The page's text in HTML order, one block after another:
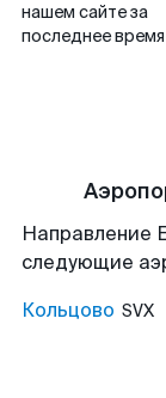
нашем сайте за
последнее время
Направление
следующие
Кольцово SVX